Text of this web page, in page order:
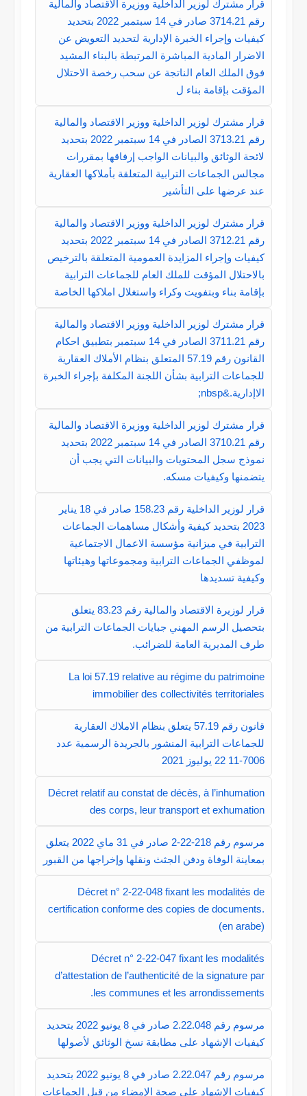
قرار مشترك لوزير الداخلية ووزيرة الاقتصاد والمالية
رقم 3714.21 صادر في 14 سبتمبر 2022 بتحديد
كيفيات وإجراء الخبرة الإدارية لتحديد التعويض عن
الاضرار المادية المباشرة المرتبطة بالبناء المشيد
فوق الملك العام الناتجة عن سحب رخصة الاحتلال
المؤقت بإقامة بناء ل
قرار مشترك لوزير الداخلية ووزير الاقتصاد والمالية
رقم 3713.21 الصادر في 14 سبتمبر 2022 بتحديد
لائحة الوثائق والبيانات الواجب إرفاقها بمقررات
مجالس الجماعات الترابية المتعلقة بأملاكها العقارية
عند عرضها على التأشير
قرار مشترك لوزير الداخلية ووزير الاقتصاد والمالية
رقم 3712.21 الصادر في 14 سبتمبر 2022 بتحديد
كيفيات وإجراء المزايدة العمومية المتعلقة بالترخيص
بالاحتلال المؤقت للملك العام للجماعات الترابية
بإقامة بناء وبتفويت وكراء واستغلال املاكها الخاصة
قرار مشترك لوزير الداخلية ووزير الاقتصاد والمالية
رقم 3711.21 الصادر في 14 سبتمبر بتطبيق احكام
القانون رقم 57.19 المتعلق بنظام الأملاك العقارية
للجماعات الترابية بشأن اللجنة المكلفة بإجراء الخبرة
الاإدارية.&nbsp;
قرار مشترك لوزير الداخلية ووزيرة الاقتصاد والمالية
رقم 3710.21 الصادر في 14 سبتمبر 2022 بتحديد
نموذج سجل المحتويات والبيانات التي يجب أن
يتضمنها وكيفيات مسكه.
قرار لوزير الداخلية رقم 158.23 صادر في 18 يناير
2023 بتحديد كيفية وأشكال مساهمات الجماعات
الترابية في ميزانية مؤسسة الاعمال الاجتماعية
لموظفي الجماعات الترابية ومجموعاتها وهيئاتها
وكيفية تسديدها
قرار لوزيرة الاقتصاد والمالية رقم 83.23 يتعلق
بتحصيل الرسم المهني جبايات الجماعات الترابية من
طرف المديرية العامة للضرائب.
La loi 57.19 relative au régime du patrimoine
immobilier des collectivités territoriales
قانون رقم 57.19 يتعلق بنظام الاملاك العقارية
للجماعات الترابية المنشور بالجريدة الرسمية عدد
7006-11 22 يوليوز 2021
Décret relatif au constat de décès, à l’inhumation
des corps, leur transport et exhumation
مرسوم رقم 218-22-2 صادر في 31 ماي 2022 يتعلق
بمعاينة الوفاة ودفن الجثث ونقلها وإخراجها من القبور
Décret n° 2-22-048 fixant les modalités de
certification conforme des copies de documents.
(en arabe)
Décret n° 2-22-047 fixant les modalités
d’attestation de l’authenticité de la signature par
les communes et les arrondissements.
مرسوم رقم 2.22.048 صادر في 8 يونيو 2022 بتحديد
كيفيات الإشهاد على مطابقة نسخ الوثائق لأصولها
مرسوم رقم 2.22.047 صادر في 8 يونيو 2022 بتحديد
كيفيات الإشهاد على صحة الإمضاء من قبل الجماعات